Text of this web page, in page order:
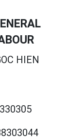
HIEN